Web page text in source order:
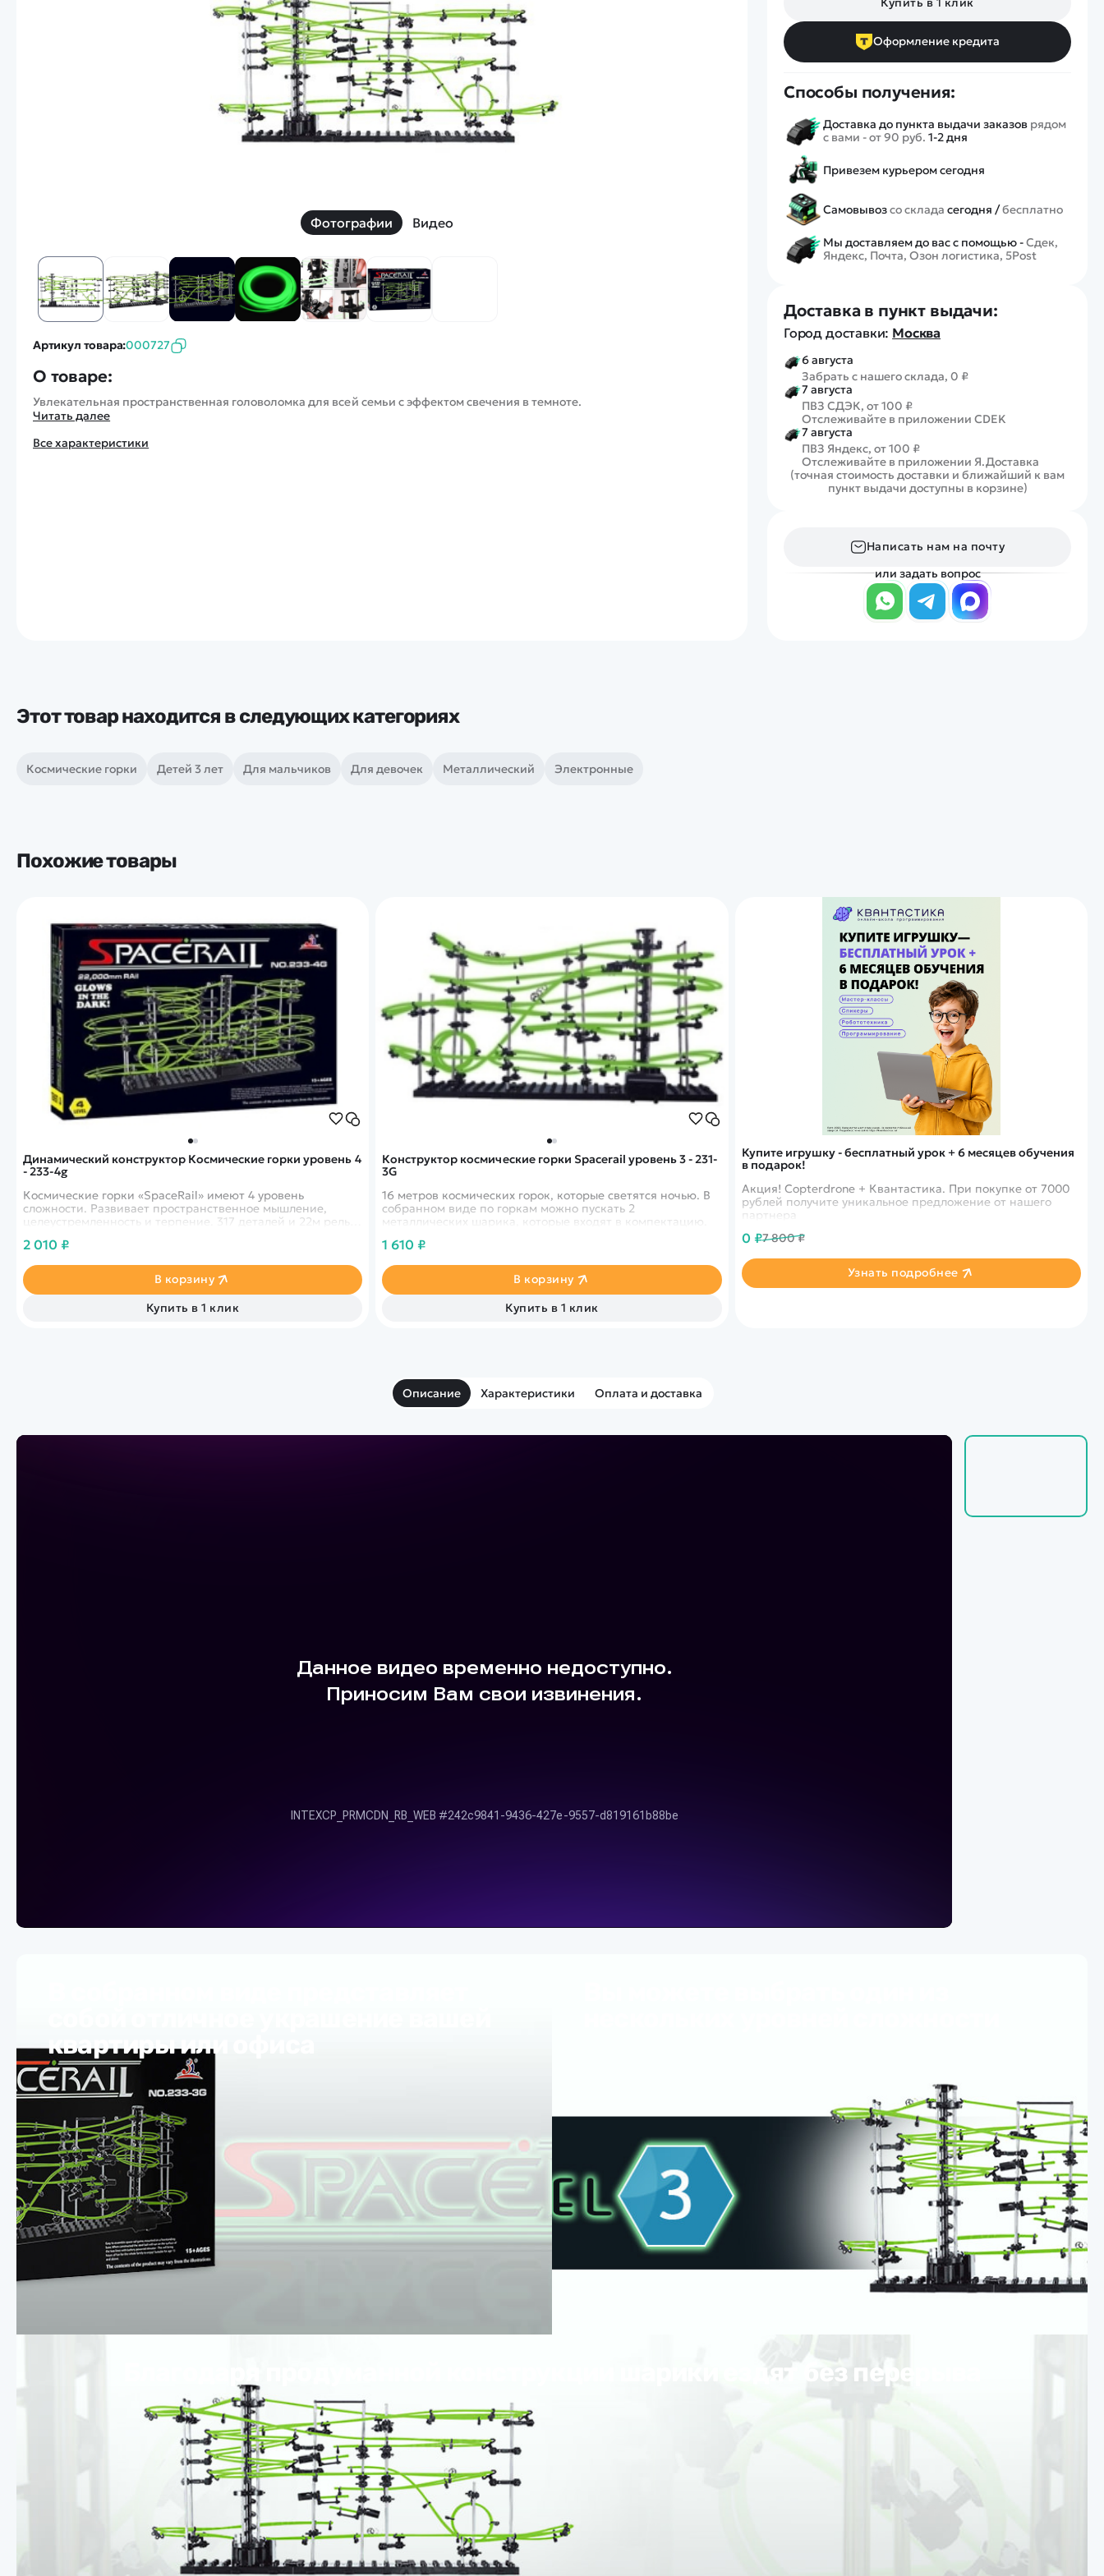
Дроны с 4k камерой
Скоростной катер
Вертолетик для детей ну пульте
Машины 1 к 10
Скидки
-30%
Фотографии Видео
Артикул товара:000727
О товаре:
Увлекательная пространственная головоломка для всей семьи с эффектом свечения в темноте.
Читать далее
Все характеристики
Оформление кредита
Способы получения:
Доставка до пункта выдачи заказов рядом
с вами - от 90 руб. 1-2 дня
Привезем курьером сегодня
Самовывозсо склада сегодня /бесплатно
Мы доставляем до вас с помощью -Сдек,
Яндекс, Почта, Озон логистика, 5Post
Доставка в пункт выдачи:
Город доставки: Москва
6 августа
Забрать с нашего склада, 0 ₽
7 августа
ПВЗ СДЭК, от 100 ₽
Отслеживайте в приложении CDEK
7 августа
ПВЗ Яндекс, от 100 ₽
Отслеживайте в приложении Я.Доставка
(точная стоимость доставки и ближайший к вам
пункт выдачи доступны в корзине)
Написать нам на почту
или задать вопрос
Этот товар находится в следующих категориях
Космические горки Детей 3 лет Для мальчиков Для девочек Металлический Электронные
Похожие товары
Купите игрушку - бесплатный урок + 6 месяцев обучения
в подарок!
Акция! Copterdrone + Квантастика. При покупке от 7000
рублей получите уникальное предложение от нашего
партнера
0 ₽7 800 ₽
Узнать подробнее
Динамический конструктор Космические горки уровень 4
- 233-4g
Космические горки «SpaceRail» имеют 4 уровень
сложности. Развивает пространственное мышление,
целеустремленность и терпение. 317 деталей и 22м рельс!
2 010 ₽
В корзину
Купить в 1 клик
Конструктор космические горки Spacerail уровень 3 - 231-
3G
16 метров космических горок, которые светятся ночью. В
собранном виде по горкам можно пускать 2
металлических шарика, которые входят в компектацию.
1 610 ₽
В корзину
Купить в 1 клик
Описание Характеристики Оплата и доставка
квартиры или офиса
Благодаря продуманной конструкции шарики ездят без перерыва
Заказать звонок
Наши соцсети:
Спецтехника
Конструкторы